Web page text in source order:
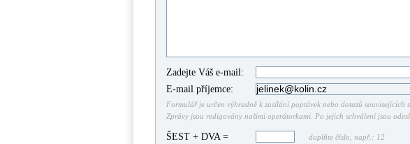
Zadejte Váš e-mail:
E-mail příjemce:
Formulář je určen výhradně k zasílání poptávek nebo dotazů souvisejících
Zprávy jsou redigovány našimi operátorkami. Po jejich schválení jsou
ŠEST + DVA = doplňte číslo, např.: 12